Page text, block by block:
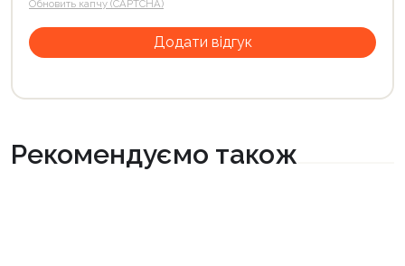
Обновить капчу (CAPTCHA)
Рекомендуємо також